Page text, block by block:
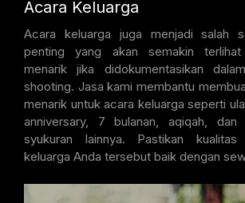
Acara Keluarga
Acara keluarga juga menjadi salah
penting yang akan semakin
menarik jika didokumentasikan
shooting. Jasa kami membantu
menarik untuk acara keluarga seperti
anniversary, 7 bulanan, aqiqah, dan
syukuran lainnya. Pastikan
keluarga Anda tersebut baik dengan